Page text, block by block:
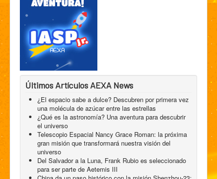
Últimos Artículos AEXA News
¿El espacio sabe a dulce? Descubren por primera vez
una molécula de azúcar entre las estrellas
¿Qué es la astronomía? Una aventura para descubrir
el universo
Telescopio Espacial Nancy Grace Roman: la próxima
gran misión que transformará nuestra visión del
universo
Del Salvador a la Luna, Frank Rubio es seleccionado
para ser parte de Aetemis III